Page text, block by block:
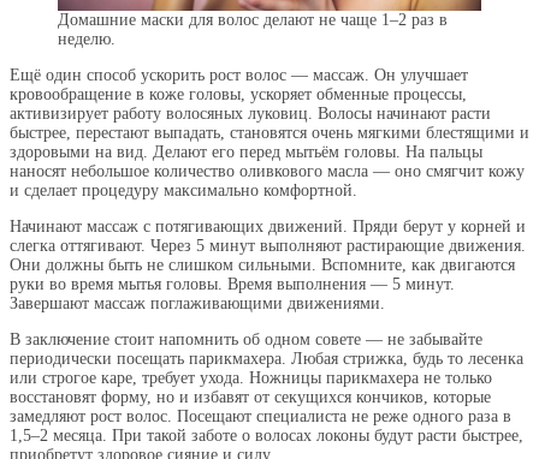
Домашние маски для волос делают не чаще 1–2 раз в
неделю.
Ещё один способ ускорить рост волос — массаж. Он улучшает
кровообращение в коже головы, ускоряет обменные процессы,
активизирует работу волосяных луковиц. Волосы начинают расти
быстрее, перестают выпадать, становятся очень мягкими блестящими и
здоровыми на вид. Делают его перед мытьём головы. На пальцы
наносят небольшое количество оливкового масла — оно смягчит кожу
и сделает процедуру максимально комфортной.
Начинают массаж с потягивающих движений. Пряди берут у корней и
слегка оттягивают. Через 5 минут выполняют растирающие движения.
Они должны быть не слишком сильными. Вспомните, как двигаются
руки во время мытья головы. Время выполнения — 5 минут.
Завершают массаж поглаживающими движениями.
В заключение стоит напомнить об одном совете — не забывайте
периодически посещать парикмахера. Любая стрижка, будь то лесенка
или строгое каре, требует ухода. Ножницы парикмахера не только
восстановят форму, но и избавят от секущихся кончиков, которые
замедляют рост волос. Посещают специалиста не реже одного раза в
1,5–2 месяца. При такой заботе о волосах локоны будут расти быстрее,
приобретут здоровое сияние и силу.